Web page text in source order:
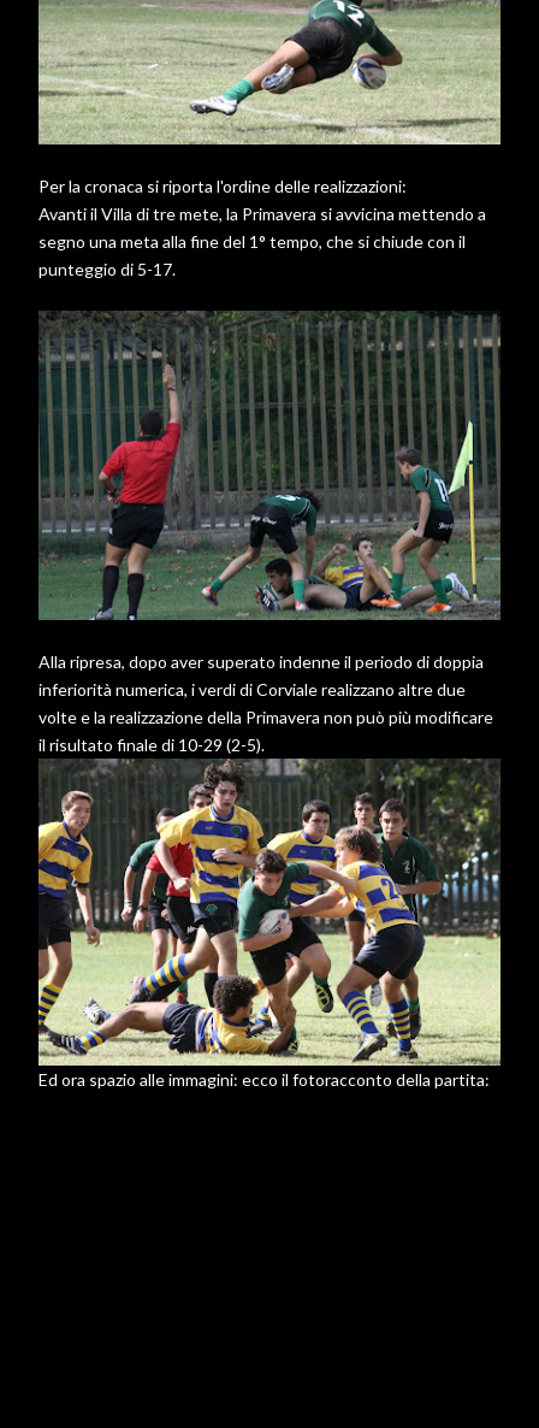
Per la cronaca si riporta l'ordine delle realizzazioni:
Avanti il Villa di tre mete, la Primavera si avvicina mettendo a
segno una meta alla fine del 1° tempo, che si chiude con il
punteggio di 5-17.
Alla ripresa, dopo aver superato indenne il periodo di doppia
inferiorità numerica, i verdi di Corviale realizzano altre due
volte e la realizzazione della Primavera non può più modificare
il risultato finale di 10-29 (2-5).
Ed ora spazio alle immagini: ecco il fotoracconto della partita: